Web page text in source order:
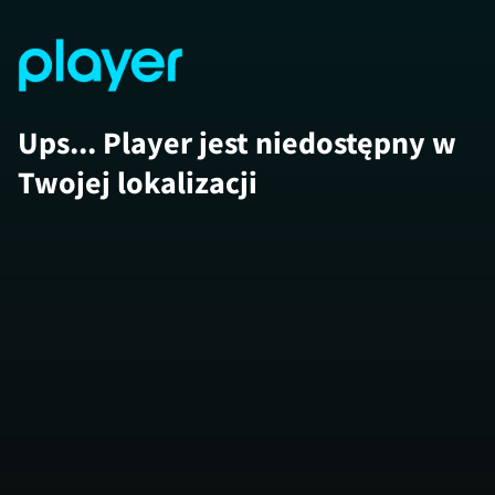
Ups... Player jest niedostępny w
Twojej lokalizacji